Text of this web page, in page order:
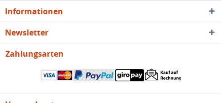
Informationen
Newsletter
Zahlungsarten